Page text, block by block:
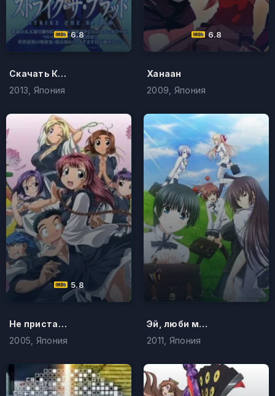
6.8
Скачать Код Гиас: Восставший Лелуш I - Пробуждение
2013, Япония
6.8
Ханаан
2009, Япония
5.8
Не приставай ко мне!!
2005, Япония
Эй, люби меня всерьёз!
2011, Япония